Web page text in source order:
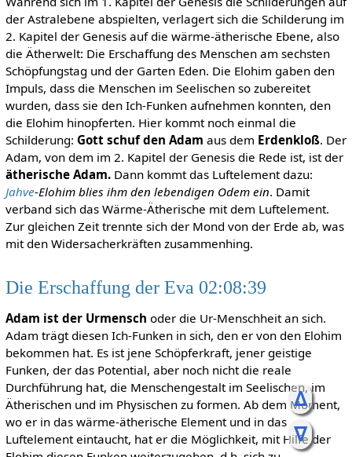
ᐃ
ᐁ
der Astralebene abspielten, verlagert sich die Schilderung im
2. Kapitel der Genesis auf die wärme-ätherische Ebene, also
die Ätherwelt: Die Erschaffung des Menschen am sechsten
Schöpfungstag und der Garten Eden. Die Elohim gaben den
Impuls, dass die Menschen im Seelischen so zubereitet
wurden, dass sie den Ich-Funken aufnehmen konnten, den
die Elohim hinopferten. Hier kommt noch einmal die
Schilderung: Gott schuf den Adam aus dem Erdenkloß. Der
Adam, von dem im 2. Kapitel der Genesis die Rede ist, ist der
ätherische Adam.Dann kommt das Luftelement dazu:
Jahve-Elohim blies ihm den lebendigen Odem ein. Damit
verband sich das Wärme-Ätherische mit dem Luftelement.
Zur gleichen Zeit trennte sich der Mond von der Erde ab, was
mit den Widersacherkräften zusammenhing.
Die Erschaffung der Eva 02:08:39
Adam ist der Urmensch oder die Ur-Menschheit an sich.
Adam trägt diesen Ich-Funken in sich, den er von den Elohim
bekommen hat. Es ist jene Schöpferkraft, jener geistige
Funken, der das Potential, aber noch nicht die reale
Durchführung hat, die Menschengestalt im Seelischen, im
Ätherischen und im Physischen zu formen. Ab dem Moment,
wo er in das wärme-ätherische Element und in das
Luftelement eintaucht, hat er die Möglichkeit, mit Hilfe der